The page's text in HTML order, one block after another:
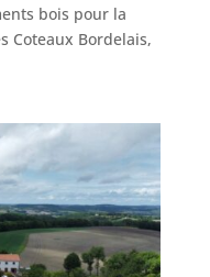
bois pour la
Coteaux Bordelais,